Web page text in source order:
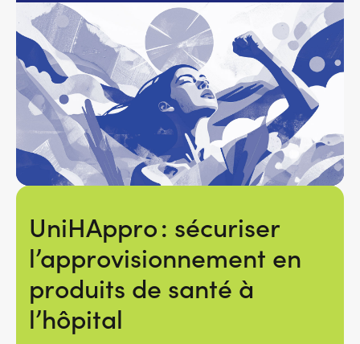
UniHAppro : sécuriser
l’approvisionnement en
produits de santé à
l’hôpital